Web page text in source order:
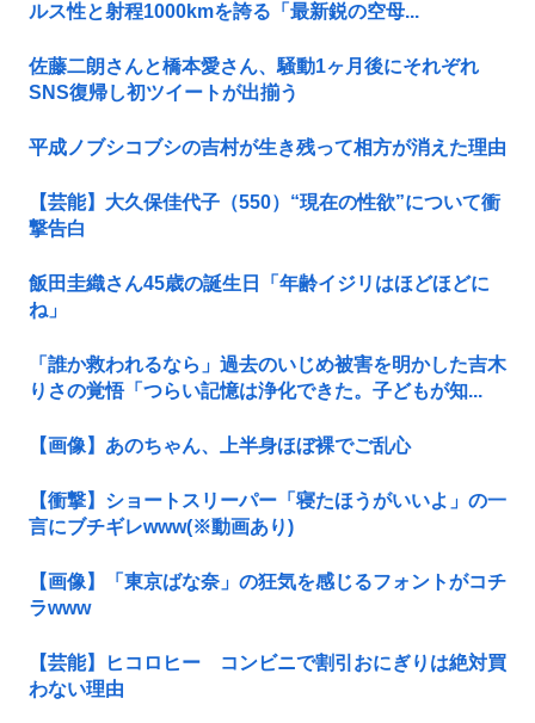
ルス性と射程1000kmを誇る「最新鋭の空母...
佐藤二朗さんと橋本愛さん、騒動1ヶ月後にそれぞれ
SNS復帰し初ツイートが出揃う
平成ノブシコブシの吉村が生き残って相方が消えた理由
【芸能】大久保佳代子（550）“現在の性欲”について衝
撃告白
飯田圭織さん45歳の誕生日「年齢イジリはほどほどに
ね」
「誰か救われるなら」過去のいじめ被害を明かした吉木
りさの覚悟「つらい記憶は浄化できた。子どもが知...
【画像】あのちゃん、上半身ほぼ裸でご乱心
【衝撃】ショートスリーパー「寝たほうがいいよ」の一
言にブチギレwww(※動画あり)
【画像】「東京ばな奈」の狂気を感じるフォントがコチ
ラwww
【芸能】ヒコロヒー コンビニで割引おにぎりは絶対買
わない理由